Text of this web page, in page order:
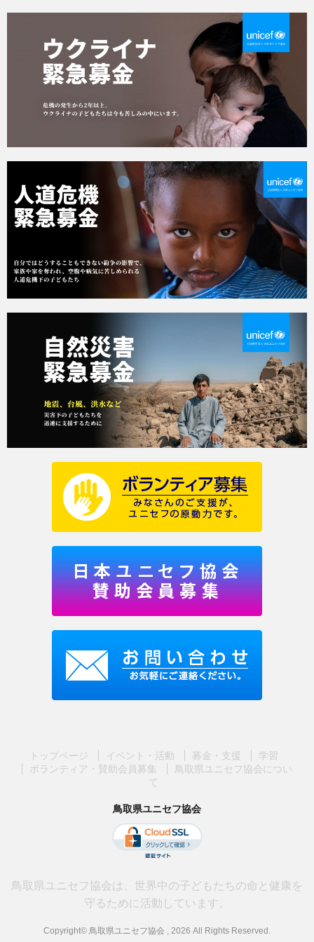
トップページ イベント・活動 募金・支援
学習
ボランティア・賛助会員募集
鳥取県ユニセフ協会につい
て
鳥取県ユニセフ協会
鳥取県ユニセフ協会は、世界中の子どもたちの命と健康を
守るために活動しています。
Copyright© 鳥取県ユニセフ協会 , 2026 All Rights Reserved.